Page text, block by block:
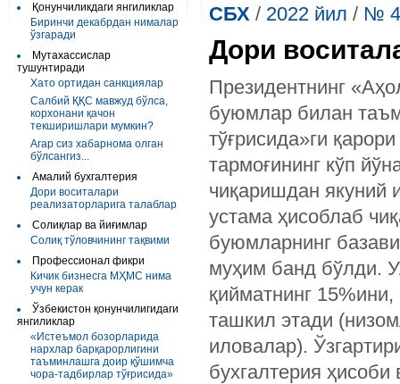
Қонунчиликдаги янгиликлар
Биринчи декабрдан нималар
ўзгаради
Мутахассислар
тушунтиради
Хато ортидан санкциялар
Салбий ҚҚС мавжуд бўлса,
корхонани қачон
текширишлари мумкин?
Агар сиз хабарнома олган
бўлсангиз...
Амалий бухгалтерия
Дори воситалари
реализаторларига талаблар
Солиқлар ва йиғимлар
Солиқ тўловчининг тақвими
Профессионал фикри
Кичик бизнесга МҲМС нима
учун керак
Ўзбекистон қонунчилигидаги
янгиликлар
«Истеъмол бозорларида
нархлар барқарорлигини
таъминлашга доир қўшимча
чора-тадбирлар тўғрисида»
СБХ / 2022 йил / №
Дори
Президентнинг
буюмлар билан
тўғрисида»ги
тармоғининг кўп
чиқаришдан якуний
устама ҳисоблаб
буюмларнинг
муҳим банд бўлди.
қийматнинг
ташкил этади
иловалар).
бухгалтерия